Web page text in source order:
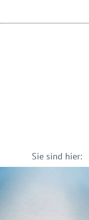
Sie sind hier: